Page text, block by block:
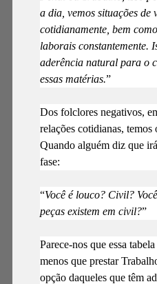
a dia, vemos situações de
cotidianamente, bem
laborais constantemente.
aderência natural para o
essas matérias.”
Dos folclores negativos,
relações cotidianas,
Quando alguém diz que
fase:
“Você é louco? Civil?
peças existem em civil?”
Parece-nos que essa
menos que prestar
opção daqueles que têm